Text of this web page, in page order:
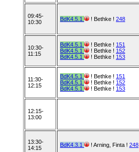
09:45-
10:30
BdK4.5.1 ! Bethke ! 248
10:30-
11:15
BdK4.5.1 ! Bethke ! 151
BdK4.5.1
! Bethke ! 152
BdK4.5.1
! Bethke ! 153
11:30-
12:15
BdK4.5.1 ! Bethke ! 151
BdK4.5.1
! Bethke ! 152
BdK4.5.1
! Bethke ! 153
12:15-
13:00
13:30-
14:15
BdK4.3.1 ! Arning, Finta ! 248